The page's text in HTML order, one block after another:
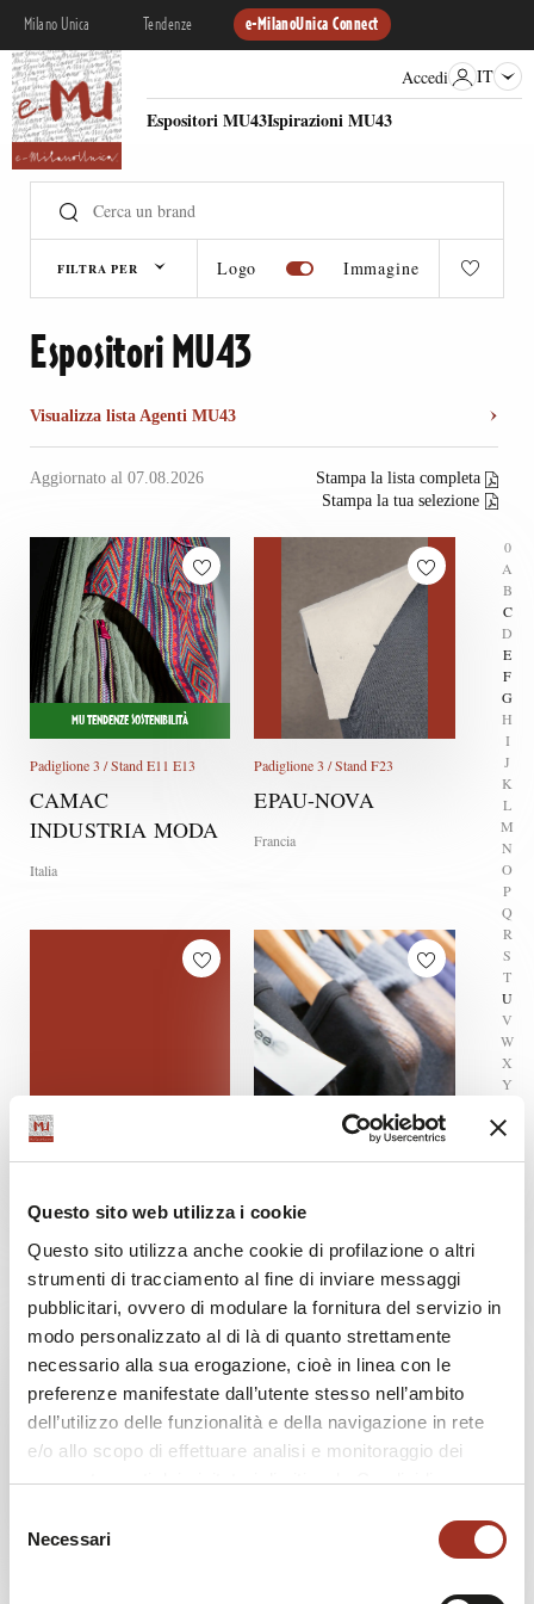
Questo sito web utilizza i cookie
Questo sito utilizza anche cookie di profilazione o altri
strumenti di tracciamento al fine di inviare messaggi
pubblicitari, ovvero di modulare la fornitura del servizio in
modo personalizzato al di là di quanto strettamente
necessario alla sua erogazione, cioè in linea con le
preferenze manifestate dall’utente stesso nell’ambito
dell’utilizzo delle funzionalità e della navigazione in rete
e/o allo scopo di effettuare analisi e monitoraggio dei
comportamenti dei visitatori di siti web. Condividiamo
nostro sito, con i nostri partner che si occupano di analisi
dei dati web, pubblicità e social media, i quali potrebbero
combinarle con altre informazioni che l'utente ha fornito
delNecessari
Milano Unica Tendenze e-MilanoUnica Connect
Espositori MU43Ispirazioni MU43
Accedi IT
FILTRA PER Logo Immagine
0
A
B
C
D
E
F
G
H
I
J
K
L
M
N
O
P
Q
R
S
T
U
V
W
X
Y
Espositori MU43
Visualizza lista Agenti MU43
Aggiornato al 07.08.2026
Stampa la lista completa
Stampa la tua selezione
MU TENDENZE SOSTENIBILITÀ
Padiglione 3 / Stand E11 E13
CAMAC
INDUSTRIA MODA
Italia
Padiglione 3 / Stand F23
EPAU-NOVA
Francia
MODA
Italia
FACCHINETTI
Italia
Padiglione 3 / Stand D11 D13